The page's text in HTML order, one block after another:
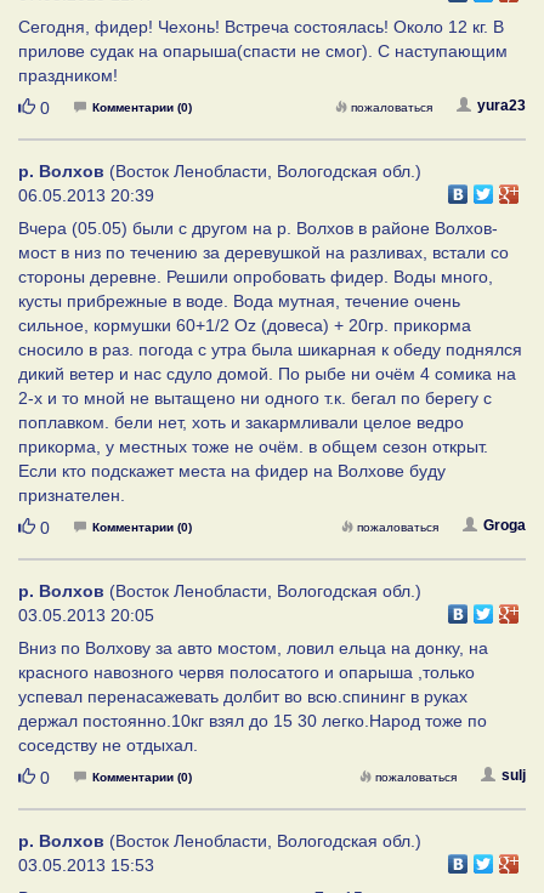
Сегодня, фидер! Чехонь! Встреча состоялась! Около 12 кг. В
прилове судак на опарыша(спасти не смог). С наступающим
праздником!
Нравится
0 Комментарии (0) yura23
пожаловаться
р. Волхов (Восток Ленобласти, Вологодская обл.)
06.05.2013 20:39
Вчера (05.05) были с другом на р. Волхов в районе Волхов-
мост в низ по течению за деревушкой на разливах, встали со
стороны деревне. Решили опробовать фидер. Воды много,
кусты прибрежные в воде. Вода мутная, течение очень
сильное, кормушки 60+1/2 Oz (довеса) + 20гр. прикорма
сносило в раз. погода с утра была шикарная к обеду поднялся
дикий ветер и нас сдуло домой. По рыбе ни очём 4 сомика на
2-х и то мной не вытащено ни одного т.к. бегал по берегу с
поплавком. бели нет, хоть и закармливали целое ведро
прикорма, у местных тоже не очём. в общем сезон открыт.
Если кто подскажет места на фидер на Волхове буду
признателен.
Нравится
0 Комментарии (0) Groga
пожаловаться
р. Волхов (Восток Ленобласти, Вологодская обл.)
03.05.2013 20:05
Вниз по Волхову за авто мостом, ловил ельца на донку, на
красного навозного червя полосатого и опарыша ,только
успевал перенасажевать долбит во всю.спининг в руках
держал постоянно.10кг взял до 15 30 легко.Народ тоже по
соседству не отдыхал.
Нравится
0 Комментарии (0) sulj
пожаловаться
р. Волхов (Восток Ленобласти, Вологодская обл.)
03.05.2013 15:53